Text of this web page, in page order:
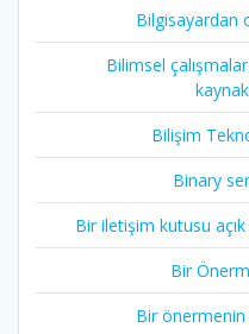
Bilgisayardan
Bilimsel
Bilişim
Binary
Bir iletişim kutusu
Bir
Bir